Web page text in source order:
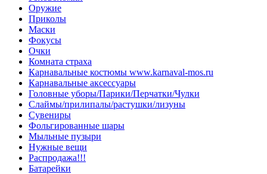
Оружие
Приколы
Маски
Фокусы
Очки
Комната страха
Карнавальные костюмы www.karnaval-mos.ru
Карнавальные аксессуары
Головные уборы/Парики/Перчатки/Чулки
Слаймы/прилипалы/растушки/лизуны
Сувениры
Фольгированные шары
Мыльные пузыри
Нужные вещи
Распродажа!!!
Батарейки